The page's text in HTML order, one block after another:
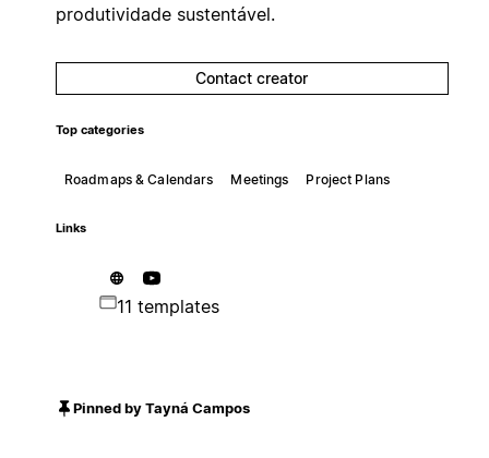
produtividade sustentável.
Contact creator
Top categories
Roadmaps & Calendars Meetings Project Plans
Links
11 templates
Pinned by Tayná Campos